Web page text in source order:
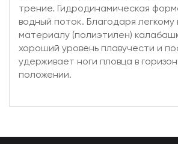
трение. Гидродинамическая
водный поток. Благодаря
материалу (полиэтилен)
хороший уровень плавучести и
удерживает ноги пловца в
положении.